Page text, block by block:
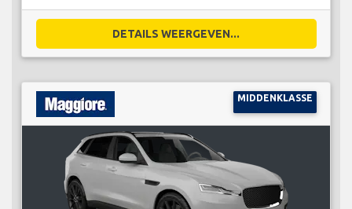
DETAILS WEERGEVEN...
MIDDENKLASSE